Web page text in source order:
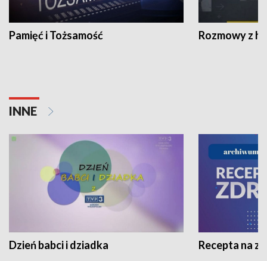
Pamięć i Tożsamość Rozmowy z
INNE
Dzień babci i dziadka Recepta na